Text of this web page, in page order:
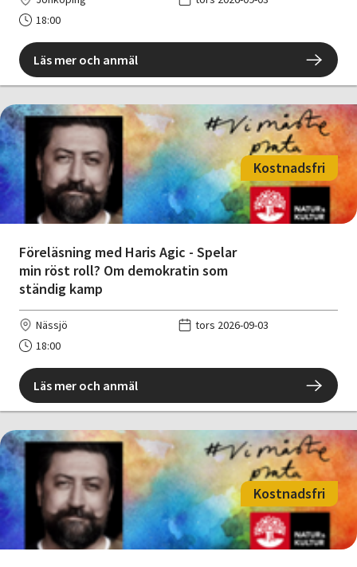
18:00
Läs mer och anmäl
Föreläsning med Haris Agic - Spelar
min röst roll? Om demokratin som
ständig kamp
Kostnadsfri
Nässjö
tors 2026-09-03
18:00
Läs mer och anmäl
Kostnadsfri